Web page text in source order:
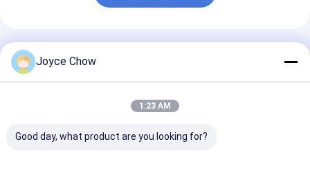
Empfohlene Produkte
Joyce Chow
1:23 AM
Good day, what product are you looking for?